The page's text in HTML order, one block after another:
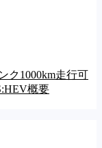
ク1000km走行可
概要